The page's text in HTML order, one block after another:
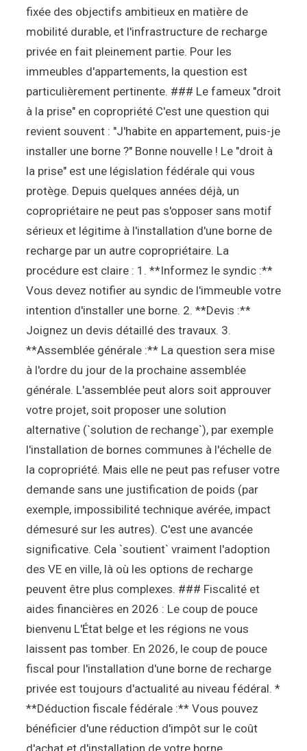
fixée des objectifs ambitieux en matière de
mobilité durable, et l'infrastructure de recharge
privée en fait pleinement partie. Pour les
immeubles d'appartements, la question est
particulièrement pertinente. ### Le fameux "droit
à la prise" en copropriété C'est une question qui
revient souvent : "J'habite en appartement, puis-je
installer une borne ?" Bonne nouvelle ! Le "droit à
la prise" est une législation fédérale qui vous
protège. Depuis quelques années déjà, un
copropriétaire ne peut pas s'opposer sans motif
sérieux et légitime à l'installation d'une borne de
recharge par un autre copropriétaire. La
procédure est claire : 1. **Informez le syndic :**
Vous devez notifier au syndic de l'immeuble votre
intention d'installer une borne. 2. **Devis :**
Joignez un devis détaillé des travaux. 3.
**Assemblée générale :** La question sera mise
à l'ordre du jour de la prochaine assemblée
générale. L'assemblée peut alors soit approuver
votre projet, soit proposer une solution
alternative (`solution de rechange`), par exemple
l'installation de bornes communes à l'échelle de
la copropriété. Mais elle ne peut pas refuser votre
demande sans une justification de poids (par
exemple, impossibilité technique avérée, impact
démesuré sur les autres). C'est une avancée
significative. Cela `soutient` vraiment l'adoption
des VE en ville, là où les options de recharge
peuvent être plus complexes. ### Fiscalité et
aides financières en 2026 : Le coup de pouce
bienvenu L'État belge et les régions ne vous
laissent pas tomber. En 2026, le coup de pouce
fiscal pour l'installation d'une borne de recharge
privée est toujours d'actualité au niveau fédéral. *
**Déduction fiscale fédérale :** Vous pouvez
bénéficier d'une réduction d'impôt sur le coût
d'achat et d'installation de votre borne